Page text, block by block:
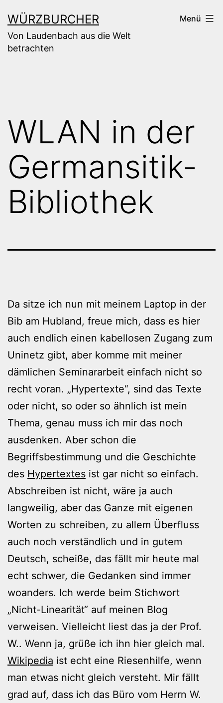
Inhalt
springen
WÜRZBURCHER
Von Laudenbach aus die Welt
betrachten
Menü
WLAN in der
Germansitik-
Bibliothek
Da sitze ich nun mit meinem Laptop in der
Bib am Hubland, freue mich, dass es hier
auch endlich einen kabellosen Zugang zum
Uninetz gibt, aber komme mit meiner
dämlichen Seminararbeit einfach nicht so
recht voran. „Hypertexte“, sind das Texte
oder nicht, so oder so ähnlich ist mein
Thema, genau muss ich mir das noch
ausdenken. Aber schon die
Begriffsbestimmung und die Geschichte
des Hypertextes ist gar nicht so einfach.
Abschreiben ist nicht, wäre ja auch
langweilig, aber das Ganze mit eigenen
Worten zu schreiben, zu allem Überfluss
auch noch verständlich und in gutem
Deutsch, scheiße, das fällt mir heute mal
echt schwer, die Gedanken sind immer
woanders. Ich werde beim Stichwort
„Nicht-Linearität“ auf meinen Blog
verweisen. Vielleicht liest das ja der Prof.
W.. Wenn ja, grüße ich ihn hier gleich mal.
Wikipedia ist echt eine Riesenhilfe, wenn
man etwas nicht gleich versteht. Mir fällt
grad auf, dass ich das Büro vom Herrn W.